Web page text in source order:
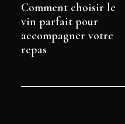
Comment choisir le
vin parfait pour
accompagner votre
repas